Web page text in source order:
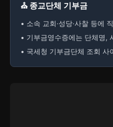
⛪ 종교단체 기부금
• 소속 교회·성당·사찰 등에
• 기부금영수증에는 단체명,
• 국세청 기부금단체 조회